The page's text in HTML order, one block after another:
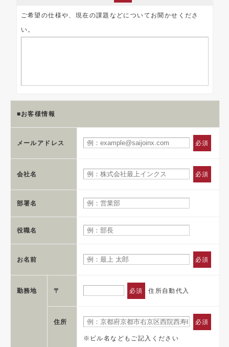
ご希望の仕様や、現在の課題などについてお聞かせくださ
い。
■お客様情報
メールアドレス 必須
会社名 必須
部署名
役職名
お名前 必須
勤務地 〒 必須 住所自動代入
住所 必須
※ビル名などもご記入ください